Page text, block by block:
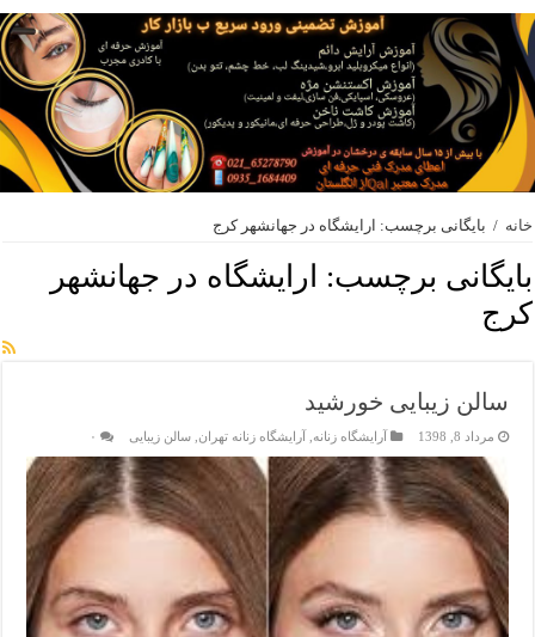
خانه / بایگانی برچسب: ارایشگاه در جهانشهر کرج
بایگانی برچسب: ارایشگاه در جهانشهر
کرج
سالن زیبایی خورشید
مرداد 8, 1398 آرایشگاه زنانه ,آرایشگاه زنانه تهران ,سالن زیبایی ۰